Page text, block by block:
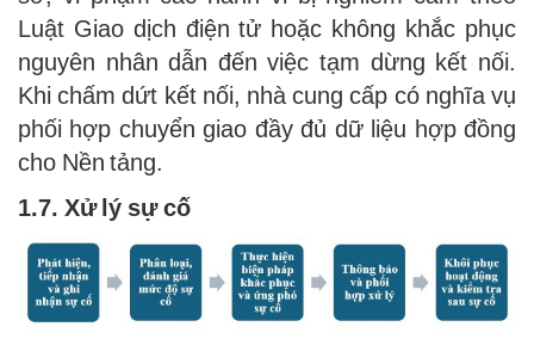
Luật Giao dịch điện tử hoặc không khắc phục
nguyên nhân dẫn đến việc tạm dừng kết nối.
Khi chấm dứt kết nối, nhà cung cấp có nghĩa vụ
phối hợp chuyển giao đầy đủ dữ liệu hợp đồng
cho Nền tảng.
1.7. Xử lý sự cố